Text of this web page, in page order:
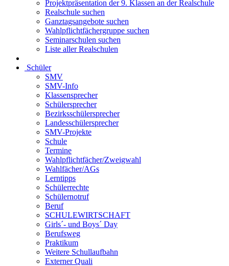
Projektpräsentation der 9. Klassen an der Realschule
Realschule suchen
Ganztagsangebote suchen
Wahlpflichtfächergruppe suchen
Seminarschulen suchen
Liste aller Realschulen
Schüler
SMV
SMV-Info
Klassensprecher
Schülersprecher
Bezirksschülersprecher
Landesschülersprecher
SMV-Projekte
Schule
Termine
Wahlpflichtfächer/Zweigwahl
Wahlfächer/AGs
Lerntipps
Schülerrechte
Schülernotruf
Beruf
SCHULEWIRTSCHAFT
Girls´- und Boys´ Day
Berufsweg
Praktikum
Weitere Schullaufbahn
Externer Quali